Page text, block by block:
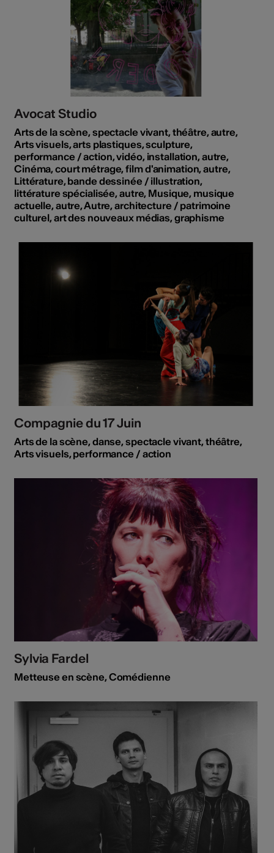
Avocat Studio
Arts de la scène, spectacle vivant, théâtre, autre,
Arts visuels, arts plastiques, sculpture,
performance / action, vidéo, installation, autre,
Cinéma, court métrage, film d'animation, autre,
Littérature, bande dessinée / illustration,
littérature spécialisée, autre, Musique, musique
actuelle, autre, Autre, architecture / patrimoine
culturel, art des nouveaux médias, graphisme
Compagnie du 17 Juin
Arts de la scène, danse, spectacle vivant, théâtre,
Arts visuels, performance / action
Sylvia Fardel
Metteuse en scène, Comédienne